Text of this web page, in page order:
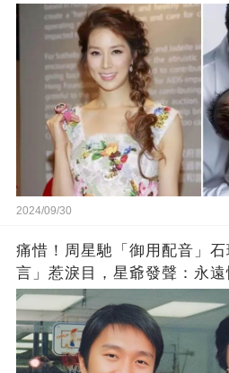
2024/09/30
痛惜！周星馳「御用配音」
言」惹淚目，星爺發聲：永遠